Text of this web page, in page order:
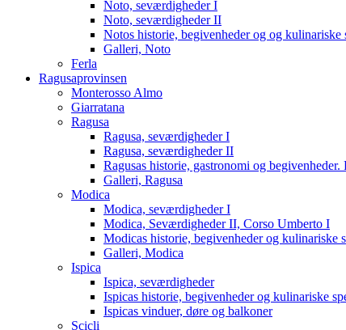
Noto, seværdigheder I
Noto, seværdigheder II
Notos historie, begivenheder og og kulinariske
Galleri, Noto
Ferla
Ragusaprovinsen
Monterosso Almo
Giarratana
Ragusa
Ragusa, seværdigheder I
Ragusa, seværdigheder II
Ragusas historie, gastronomi og begivenheder.
Galleri, Ragusa
Modica
Modica, seværdigheder I
Modica, Seværdigheder II, Corso Umberto I
Modicas historie, begivenheder og kulinariske
Galleri, Modica
Ispica
Ispica, seværdigheder
Ispicas historie, begivenheder og kulinariske
Ispicas vinduer, døre og balkoner
Scicli